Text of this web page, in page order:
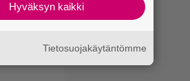
Hyväksyn kaikki
Tietosuojakäytäntömme